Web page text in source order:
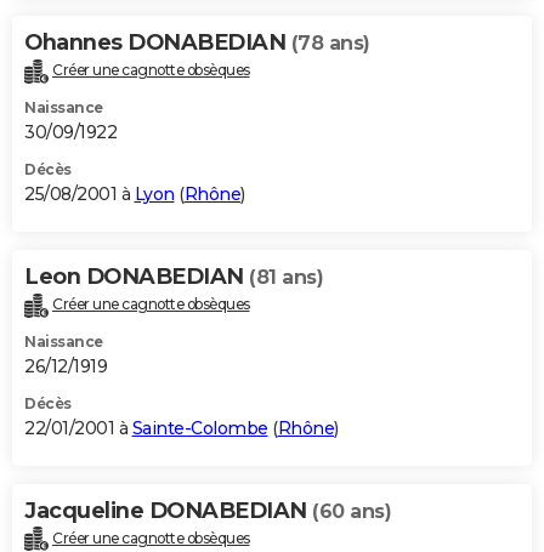
Ohannes DONABEDIAN (78 ans)
Créer une cagnotte obsèques
Naissance
30/09/1922
Décès
25/08/2001 à Lyon (Rhône)
Leon DONABEDIAN (81 ans)
Créer une cagnotte obsèques
Naissance
26/12/1919
Décès
22/01/2001 à Sainte-Colombe (Rhône)
Jacqueline DONABEDIAN (60 ans)
Créer une cagnotte obsèques